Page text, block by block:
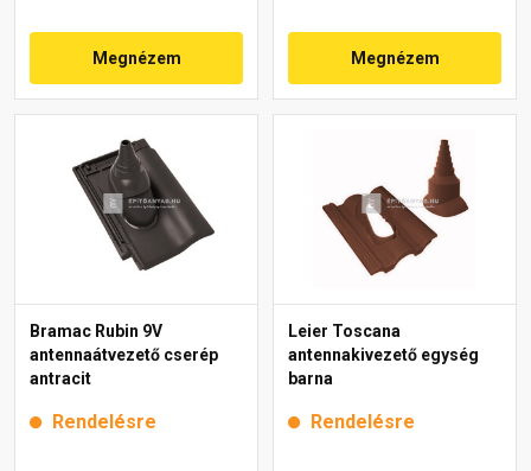
Megnézem Megnézem
Bramac Rubin 9V
antennaátvezető cserép
antracit
Rendelésre
Leier Toscana
antennakivezető egység
barna
Rendelésre